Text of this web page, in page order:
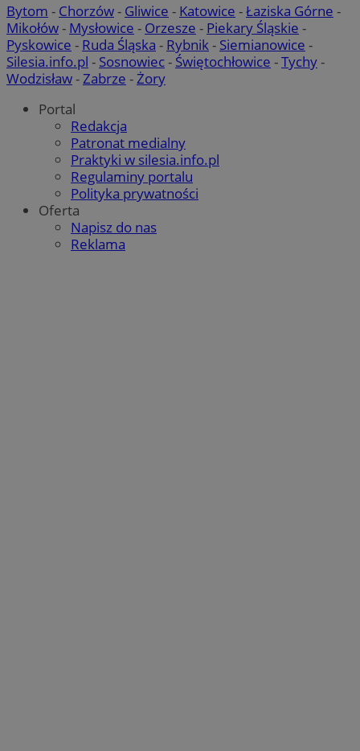
Bytom - Chorzów- Gliwice - Katowice -Łaziska Górne -
Mikołów- Mysłowice - Orzesze - Piekary Śląskie -
Pyskowice - Ruda Śląska - Rybnik- Siemianowice -
Silesia.info.pl - Sosnowiec- Świętochłowice -Tychy-
Wodzisław-Zabrze -Żory
Portal
Redakcja
Patronat medialny
Praktyki w silesia.info.pl
Regulaminy portalu
Polityka prywatności
Oferta
Napisz do nas
Reklama